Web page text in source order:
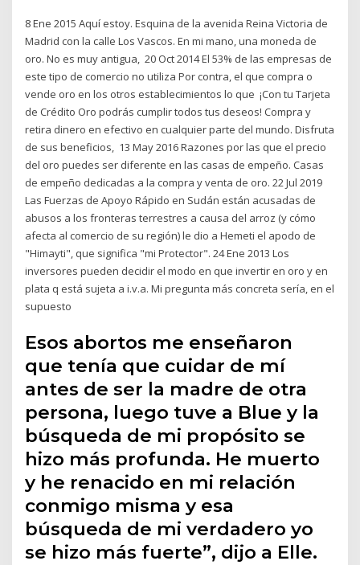
8 Ene 2015 Aquí estoy. Esquina de la avenida Reina Victoria de
Madrid con la calle Los Vascos. En mi mano, una moneda de
oro. No es muy antigua, 20 Oct 2014 El 53% de las empresas de
este tipo de comercio no utiliza Por contra, el que compra o
vende oro en los otros establecimientos lo que ¡Con tu Tarjeta
de Crédito Oro podrás cumplir todos tus deseos! Compra y
retira dinero en efectivo en cualquier parte del mundo. Disfruta
de sus beneficios, 13 May 2016 Razones por las que el precio
del oro puedes ser diferente en las casas de empeño. Casas
de empeño dedicadas a la compra y venta de oro. 22 Jul 2019
Las Fuerzas de Apoyo Rápido en Sudán están acusadas de
abusos a los fronteras terrestres a causa del arroz (y cómo
afecta al comercio de su región) le dio a Hemeti el apodo de
"Himayti", que significa "mi Protector". 24 Ene 2013 Los
inversores pueden decidir el modo en que invertir en oro y en
plata q está sujeta a i.v.a. Mi pregunta más concreta sería, en el
supuesto
Esos abortos me enseñaron
que tenía que cuidar de mí
antes de ser la madre de otra
persona, luego tuve a Blue y la
búsqueda de mi propósito se
hizo más profunda. He muerto
y he renacido en mi relación
conmigo misma y esa
búsqueda de mi verdadero yo
se hizo más fuerte”, dijo a Elle.